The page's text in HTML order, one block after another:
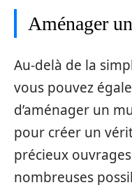
Aménager
Au-delà de la
vous pouvez
d’aménager un
pour créer un
précieux
nombreuses